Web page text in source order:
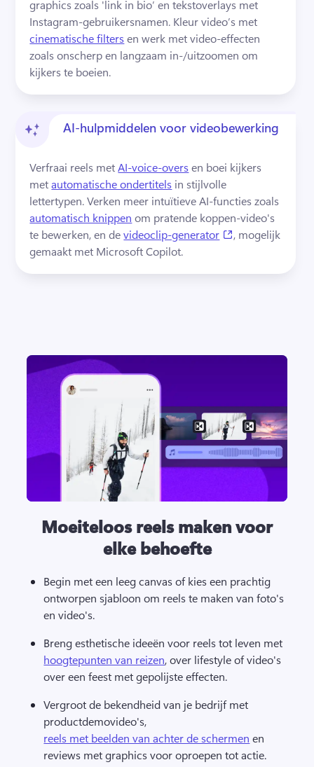
graphics zoals 'link in bio’ en tekstoverlays met
Instagram-gebruikersnamen. Kleur video’s met
cinematische filters en werk met video-effecten
zoals onscherp en langzaam in-/uitzoomen om
kijkers te boeien.
AI-hulpmiddelen voor videobewerking
Verfraai reels met AI-voice-overs en boei kijkers
met automatische ondertitels in stijlvolle
lettertypen. Verken meer intuïtieve AI-functies zoals
automatisch knippen om pratende koppen-video's
te bewerken, en de videoclip-generator (opens in a new
, mogelijk
gemaakt met Microsoft Copilot.
Moeiteloos reels maken voor
elke behoefte
Begin met een leeg canvas of kies een prachtig
ontworpen sjabloon om reels te maken van foto's
en video's.
Breng esthetische ideeën voor reels tot leven met
hoogtepunten van reizen, over lifestyle of video's
over een feest met gepolijste effecten.
Vergroot de bekendheid van je bedrijf met
productdemovideo's,
reels met beelden van achter de schermen en
reviews met graphics voor oproepen tot actie.